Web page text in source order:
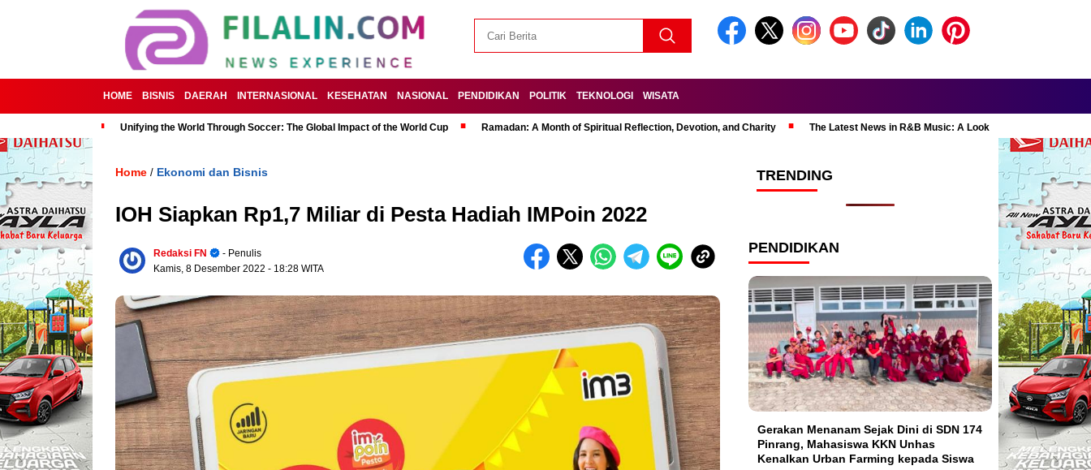
HOME BISNIS DAERAH INTERNASIONAL KESEHATAN NASIONAL PENDIDIKAN POLITIK TEKNOLOGI WISATA
Unifying the World Through Soccer: The Global Impact of the World Cup Ramadan: A Month of Spiritual Reflection, Devotion, and Charity The Latest News in R&B Music: A Look at Super Bowl
Home / Ekonomi dan Bisnis
IOH Siapkan Rp1,7 Miliar di Pesta Hadiah IMPoin 2022
Redaksi FN
- Penulis
Kamis, 8 Desember 2022 - 18:28 WITA
TRENDING
PENDIDIKAN
Gerakan Menanam Sejak Dini di SDN 174
Pinrang, Mahasiswa KKN Unhas
Kenalkan Urban Farming kepada Siswa